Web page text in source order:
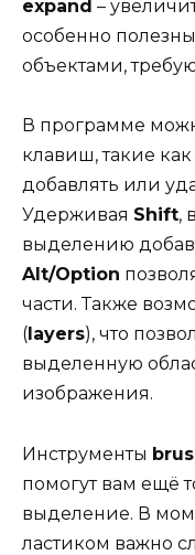
expand –
особенно
объектами,
В программе
клавиш, такие как
добавлять или
Удерживая Shift,
выделению
Alt/Option
части. Также
( layers), что
выделенную
изображения.
Инструменты
помогут вам ещё
выделение. В
ластиком важно